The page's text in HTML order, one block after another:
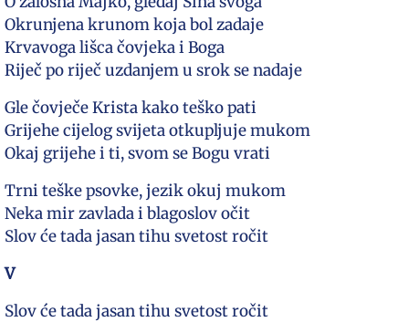
Okrunjena krunom koja bol zadaje
Krvavoga lišca čovjeka i Boga
Riječ po riječ uzdanjem u srok se nadaje
Gle čovječe Krista kako teško pati
Grijehe cijelog svijeta otkupljuje mukom
Okaj grijehe i ti, svom se Bogu vrati
Trni teške psovke, jezik okuj mukom
Neka mir zavlada i blagoslov očit
Slov će tada jasan tihu svetost ročit
V
Slov će tada jasan tihu svetost ročit